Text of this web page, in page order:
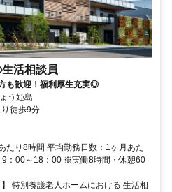
活相談員
も歓迎！福利厚生充実◎
う姫島
徒歩9分
たり8時間 平均勤務日数：1ヶ月あた
9：00～18：00 ※実働8時間・休憩60
特別養護老人ホームにおける 生活相